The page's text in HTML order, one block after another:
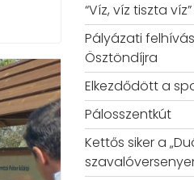
“Víz, víz tiszta
Pályázati
Ösztöndíjra
Elkezdődött a
Pálosszentkút
Kettős siker a